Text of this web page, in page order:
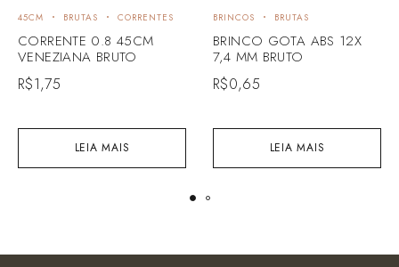
LEIA MAIS
45CM BRUTAS CORRENTES
CORRENTE 0.8 45CM
VENEZIANA BRUTO
R$1,75
LEIA MAIS
BRINCOS BRUTAS
BRINCO GOTA ABS 12X
7,4 MM BRUTO
R$0,65